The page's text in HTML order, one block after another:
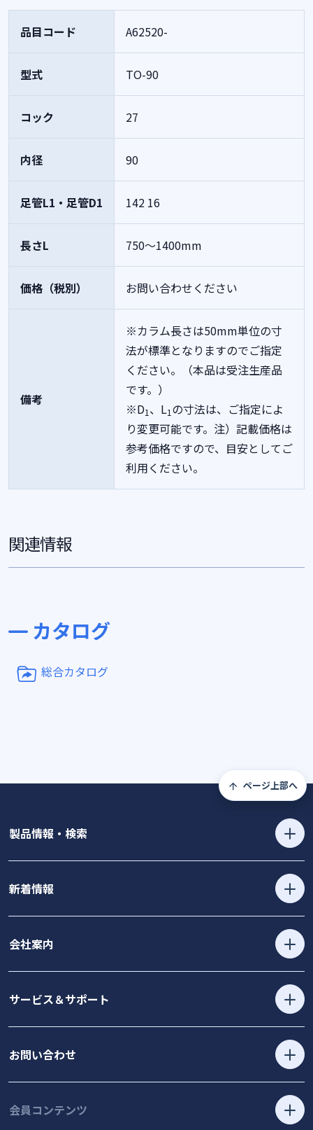
品目コード A62520-
型式 TO-90
コック 27
内径 90
足管L1・足管D1 142 16
長さL 750～1400mm
価格（税別） お問い合わせください
備考
※カラム長さは50mm単位の寸
法が標準となりますのでご指定
ください。（本品は受注生産品
です。）
※D1 、L1 の寸法は、ご指定によ
り変更可能です。注）記載価格は
参考価格ですので、目安としてご
利用ください。
関連情報
カタログ
総合カタログ
ページ上部へ
製品情報・検索
新着情報
会社案内
サービス＆サポート
お問い合わせ
会員コンテンツ